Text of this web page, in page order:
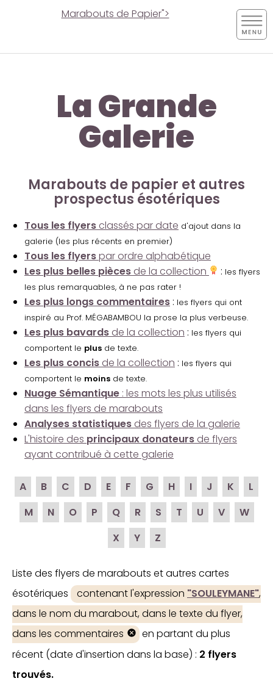
Marabouts de Papier">
La Grande
Galerie
Marabouts de papier et autres
prospectus ésotériques
Tous les flyers classés par date d'ajout dans la
galerie (les plus récents en premier)
Tous les flyerspar ordre alphabétique
Les plus belles pièces de la collection : les flyers
les plus remarquables, à ne pas rater !
Les plus longs commentaires : les flyers qui ont
inspiré au Prof. MÉGABAMBOU la prose la plus verbeuse.
Les plus bavards de la collection : les flyers qui
comportent le plus de texte.
Les plus concis de la collection : les flyers qui
comportent le moins de texte.
Nuage Sémantique : les mots les plus utilisés
dans les flyers de marabouts
Analyses statistiques des flyers de la galerie
L'histoire des principaux donateurs de flyers
ayant contribué à cette galerie
A B C D E F G H I J K
L
M
N O P Q R S T U V
W
X
Y Z
Liste des flyers de marabouts et autres cartes
ésotériques
contenant l'expression "SOULEYMANE",
dans le nom du marabout, dans le texte du flyer,
dans les commentaires
en partant du plus
récent (date d'insertion dans la base) : 2 flyers
trouvés.